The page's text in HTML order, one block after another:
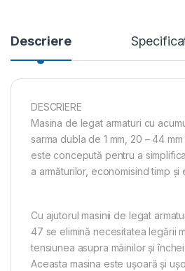
Descriere
DESCRIERE
Masina de legat armaturi cu
sarma dubla de 1 mm, 20 – 44 mm
este concepută pentru a
a armăturilor, economisind timp și
Cu ajutorul masinii de legat
47 se elimină necesitatea legării
tensiunea asupra mâinilor și
Aceasta masina este ușoară și